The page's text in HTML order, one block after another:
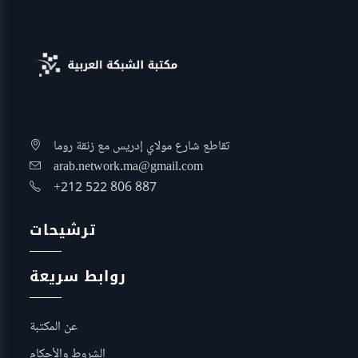
تقاطع شارع مولاي إدريس مع زنقة روما
arab.network.ma@gmail.com
+212 522 806 887
ترشيحات
روابط سريعة
عن المكتبة